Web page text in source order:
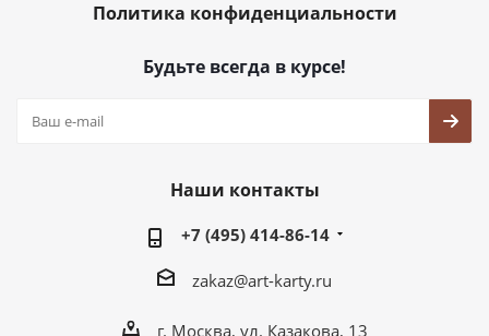
Политика конфиденциальности
Будьте всегда в курсе!
Наши контакты
+7 (495) 414-86-14
zakaz@art-karty.ru
г. Москва, ул. Казакова, 13